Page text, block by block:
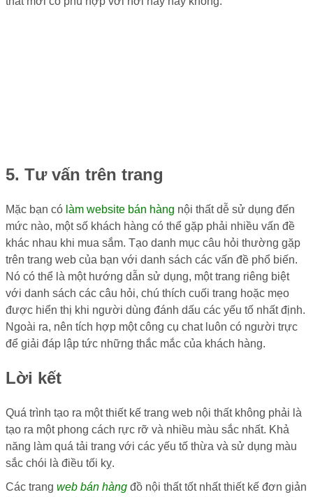
5. Tư vấn trên trang
Mặc bạn có làm website bán hàng nội thất dễ sử dụng đến
mức nào, một số khách hàng có thể gặp phải nhiều vấn đề
khác nhau khi mua sắm. Tạo danh mục câu hỏi thường gặp
trên trang web của bạn với danh sách các vấn đề phổ biến.
Nó có thể là một hướng dẫn sử dụng, một trang riêng biệt
với danh sách các câu hỏi, chú thích cuối trang hoặc mẹo
được hiển thị khi người dùng đánh dấu các yếu tố nhất định.
Ngoài ra, nên tích hợp một công cụ chat luôn có người trực
để giải đáp lập tức những thắc mắc của khách hàng.
Lời kết
Quá trình tạo ra một thiết kế trang web nội thất không phải là
tạo ra một phong cách rực rỡ và nhiều màu sắc nhất. Khả
năng làm quá tải trang với các yếu tố thừa và sử dụng màu
sắc chói là điều tối kỵ.
Các trang web bán hàng đồ nội thất tốt nhất thiết kế đơn giản